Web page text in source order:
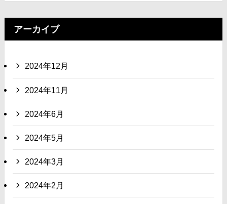
アーカイブ
2024年12月
2024年11月
2024年6月
2024年5月
2024年3月
2024年2月